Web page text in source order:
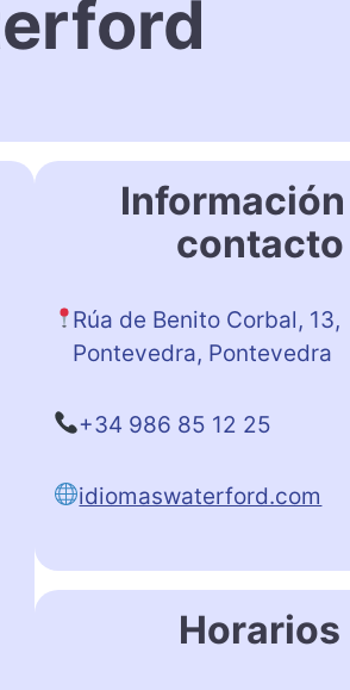
contacto
Rúa de Benito Corbal, 13,
Pontevedra, Pontevedra
+34 986 85 12 25
idiomaswaterford.com
Horarios